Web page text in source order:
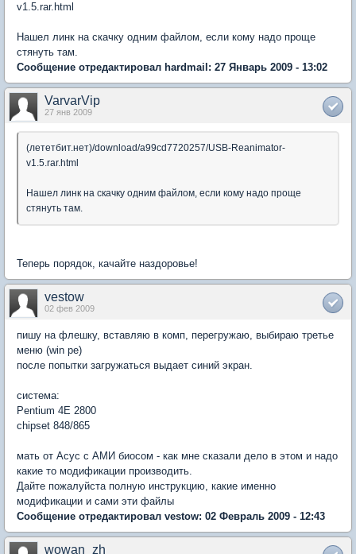
v1.5.rar.html
Нашел линк на скачку одним файлом, если кому надо проще
стянуть там.
Сообщение отредактировал hardmail: 27 Январь 2009 - 13:02
VarvarVip
27 янв 2009
(лететбит.нет)/download/a99cd7720257/USB-Reanimator-
v1.5.rar.html
Нашел линк на скачку одним файлом, если кому надо проще
стянуть там.
Теперь порядок, качайте наздоровье!
vestow
02 фев 2009
пишу на флешку, вставляю в комп, перегружаю, выбираю третье
меню (win pe)
после попытки загружаться выдает синий экран.
система:
Pentium 4E 2800
chipset 848/865
мать от Асус с АМИ биосом - как мне сказали дело в этом и надо
какие то модификации производить.
Дайте пожалуйста полную инструкцию, какие именно
модификации и сами эти файлы
Сообщение отредактировал vestow: 02 Февраль 2009 - 12:43
wowan_zh